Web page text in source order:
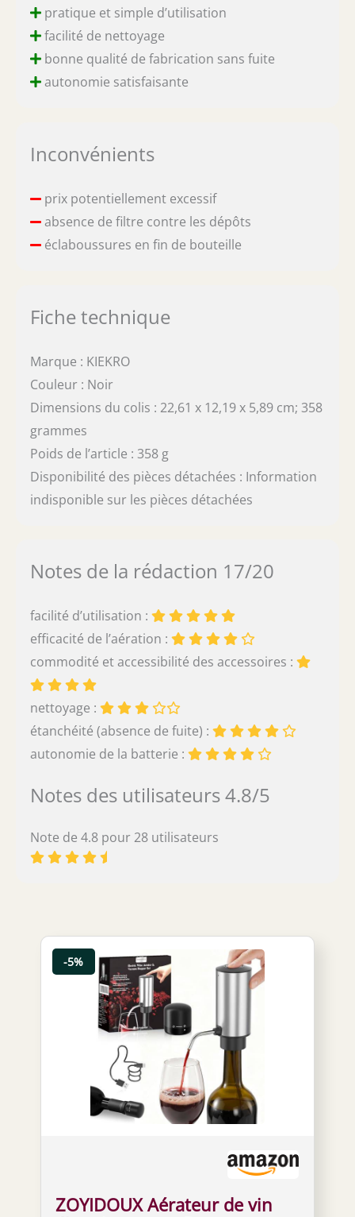
pratique et simple d’utilisation
facilité de nettoyage
bonne qualité de fabrication sans fuite
autonomie satisfaisante
Inconvénients
prix potentiellement excessif
absence de filtre contre les dépôts
éclaboussures en fin de bouteille
Fiche technique
Marque : KIEKRO
Couleur : Noir
Dimensions du colis : 22,61 x 12,19 x 5,89 cm; 358
grammes
Poids de l’article : 358 g
Disponibilité des pièces détachées : Information
indisponible sur les pièces détachées
Notes de la rédaction 17/20
facilité d’utilisation :
efficacité de l’aération :
commodité et accessibilité des accessoires :
nettoyage :
étanchéité (absence de fuite) :
autonomie de la batterie :
Notes des utilisateurs 4.8/5
Note de 4.8 pour 28 utilisateurs
ZOYIDOUX Aérateur de vin
-5%